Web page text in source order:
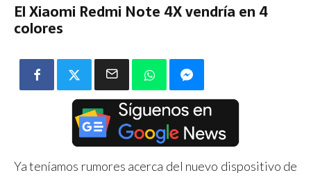
El Xiaomi Redmi Note 4X vendría en 4
colores
Ya teníamos rumores acerca del nuevo dispositivo de